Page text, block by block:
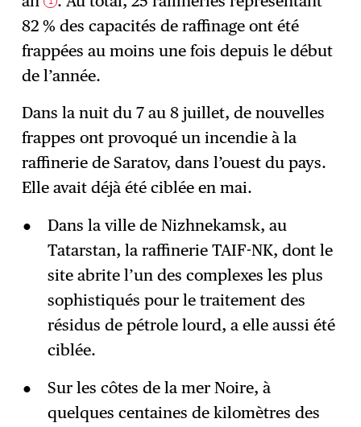
82 % des capacités de raffinage ont été
frappées au moins une fois depuis le début
de l’année.
Dans la nuit du 7 au 8 juillet, de nouvelles
frappes ont provoqué un incendie à la
raffinerie de Saratov, dans l’ouest du pays.
Elle avait déjà été ciblée en mai.
Dans la ville de Nizhnekamsk, au
Tatarstan, la raffinerie TAIF-NK, dont ​​le
site abrite l’un des complexes les plus
sophistiqués pour le traitement des
résidus de pétrole lourd, a elle aussi été
ciblée.
Sur les côtes de la mer Noire, à
quelques centaines de kilomètres des